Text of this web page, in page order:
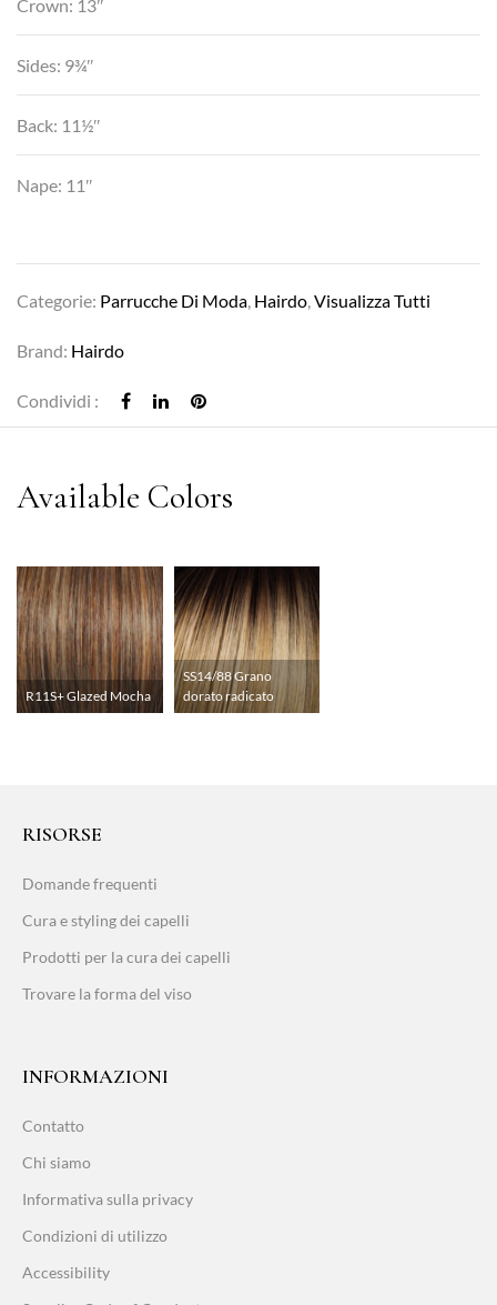
Crown: 13″
Sides: 9¾″
Back: 11½″
Nape: 11″
Categorie: Parrucche Di Moda, Hairdo,Visualizza Tutti
Brand: Hairdo
Condividi :
R11S+ Glazed Mocha
SS14/88 Grano
dorato radicato
RISORSE
Domande frequenti
Cura e styling dei capelli
Prodotti per la cura dei capelli
Trovare la forma del viso
INFORMAZIONI
Contatto
Chi siamo
Informativa sulla privacy
Condizioni di utilizzo
Accessibility